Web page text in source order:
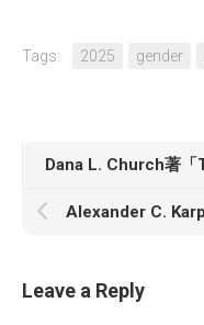
Tags: 2025 gender
Leave a Reply